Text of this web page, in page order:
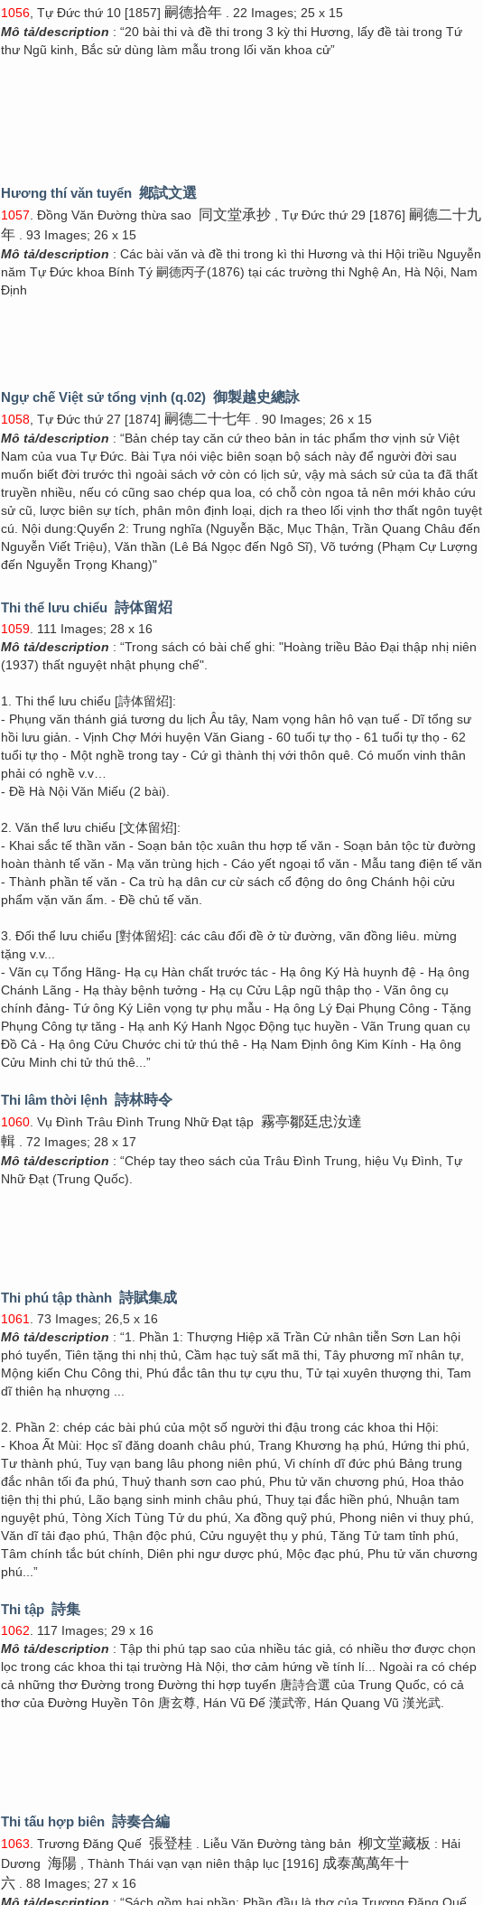
1056 , Tự Đức thứ 10 [1857] 嗣德拾年 . 22 Images; 25 x 15
Mô tả/description : “20 bài thi và đề thi trong 3 kỳ thi Hương, lấy đề tài trong Tứ
thư Ngũ kinh, Bắc sử dùng làm mẫu trong lối văn khoa cử”
Hương thí văn tuyển 鄕試文選
1057 . Đồng Văn Đường thừa sao 同文堂承抄 , Tự Đức thứ 29 [1876] 嗣德二十九
年 . 93 Images; 26 x 15
Mô tả/description : Các bài văn và đề thi trong kì thi Hương và thi Hội triều Nguyễn
năm Tự Đức khoa Bính Tý 嗣德丙子(1876) tại các trường thi Nghệ An, Hà Nội, Nam
Định
Ngự chế Việt sử tổng vịnh (q.02) 御製越史總詠
1058 , Tự Đức thứ 27 [1874] 嗣德二十七年 . 90 Images; 26 x 15
Mô tả/description : “Bản chép tay căn cứ theo bản in tác phẩm thơ vịnh sử Việt
Nam của vua Tự Đức. Bài Tựa nói việc biên soạn bộ sách này để người đời sau
muốn biết đời trước thì ngoài sách vở còn có lịch sử, vậy mà sách sử của ta đã thất
truyền nhiều, nếu có cũng sao chép qua loa, có chỗ còn ngoa tả nên mới khảo cứu
sử cũ, lược biên sự tích, phân môn định loại, dịch ra theo lối vịnh thơ thất ngôn tuyệt
cú. Nội dung:Quyển 2: Trung nghĩa (Nguyễn Bặc, Mục Thận, Trần Quang Châu đến
Nguyễn Viết Triệu), Văn thần (Lê Bá Ngọc đến Ngô Sĩ), Võ tướng (Phạm Cự Lượng
đến Nguyễn Trọng Khang)"
Thi thể lưu chiểu 詩体留炤
1059. 111 Images; 28 x 16
Mô tả/description : “Trong sách có bài chế ghi: "Hoàng triều Bảo Đại thập nhị niên
(1937) thất nguyệt nhật phụng chế".
1. Thi thể lưu chiểu [詩体留炤]:
- Phụng văn thánh giá tương du lịch Âu tây, Nam vọng hân hô vạn tuế - Dĩ tổng sư
hồi lưu giản. - Vịnh Chợ Mới huyện Văn Giang - 60 tuổi tự thọ - 61 tuổi tự thọ - 62
tuổi tự thọ - Một nghề trong tay - Cứ gì thành thị với thôn quê. Có muốn vinh thân
phải có nghề v.v…
- Đề Hà Nội Văn Miếu (2 bài).
2. Văn thể lưu chiểu [文体留炤]:
- Khai sắc tế thần văn - Soạn bản tộc xuân thu hợp tế văn - Soạn bản tộc từ đường
hoàn thành tế văn - Mạ văn trùng hịch - Cáo yết ngoại tổ văn - Mẫu tang điện tế văn
- Thành phần tế văn - Ca trù hạ dân cư cừ sách cổ động do ông Chánh hội cửu
phẩm vặn văn ẩm. - Đề chủ tế văn.
3. Đối thể lưu chiểu [對体留炤]: các câu đối đề ở từ đường, vãn đồng liêu. mừng
tặng v.v...
- Vãn cụ Tổng Hãng- Hạ cụ Hàn chất trước tác - Hạ ông Ký Hà huynh đệ - Hạ ông
Chánh Lãng - Hạ thày bệnh tưởng - Hạ cụ Cửu Lập ngũ thập thọ - Vãn ông cụ
chính đảng- Tứ ông Ký Liên vọng tự phụ mẫu - Hạ ông Lý Đại Phụng Công - Tặng
Phụng Công tự tăng - Hạ anh Ký Hanh Ngọc Động tục huyền - Vãn Trung quan cụ
Đồ Cả - Hạ ông Cửu Chước chi tử thú thê - Hạ Nam Định ông Kim Kính - Hạ ông
Cửu Minh chi tử thú thê...”
Thi lâm thời lệnh 詩林時令
1060. Vụ Đình Trâu Đình Trung Nhữ Đạt tập 霧亭鄒廷忠汝達
輯 . 72 Images; 28 x 17
Mô tả/description : “Chép tay theo sách của Trâu Đình Trung, hiệu Vụ Đình, Tự
Nhữ Đạt (Trung Quốc).
Thi phú tập thành 詩賦集成
1061
. 73 Images; 26,5 x 16
Mô tả/description : “1. Phần 1: Thượng Hiệp xã Trần Cử nhân tiễn Sơn Lan hội
phó tuyển, Tiên tặng thi nhị thủ, Cầm hạc tuỳ sất mã thi, Tây phương mĩ nhân tự,
Mộng kiến Chu Công thi, Phú đắc tân thu tự cựu thu, Tử tại xuyên thượng thi, Tam
dĩ thiên hạ nhượng ...
2. Phần 2: chép các bài phú của một số người thi đậu trong các khoa thi Hội:
- Khoa Ất Mùi: Học sĩ đăng doanh châu phú, Trang Khương hạ phú, Hứng thi phú,
Tư thành phú, Tuy vạn bang lâu phong niên phú, Vi chính dĩ đức phú Bảng trung
đắc nhân tối đa phú, Thuỷ thanh sơn cao phú, Phu tử văn chương phú, Hoa thảo
tiện thị thi phú, Lão bạng sinh minh châu phú, Thuỵ tại đắc hiền phú, Nhuận tam
nguyệt phú, Tòng Xích Tùng Tử du phú, Xa đồng quỹ phú, Phong niên vi thuỵ phú,
Văn dĩ tải đạo phú, Thận độc phú, Cửu nguyệt thụ y phú, Tăng Tử tam tỉnh phú,
Tâm chính tắc bút chính, Diên phi ngư dược phú, Mộc đạc phú, Phu tử văn chương
phú...”
Thi tập 詩集
1062 . 117 Images; 29 x 16
Mô tả/description : Tập thi phú tạp sao của nhiều tác giả, có nhiều thơ được chọn
lọc trong các khoa thi tại trường Hà Nội, thơ cảm hứng về tính lí... Ngoài ra có chép
cả những thơ Đường trong Đường thi hợp tuyển 唐詩合選 của Trung Quốc, có cả
thơ của Đường Huyền Tôn 唐玄尊, Hán Vũ Đế 漢武帝, Hán Quang Vũ 漢光武.
Thi tấu hợp biên 詩奏合編
1063 . Trương Đăng Quế 張登桂 . Liễu Văn Đường tàng bản 柳文堂藏板 : Hải
Dương 海陽 , Thành Thái vạn vạn niên thập lục [1916] 成泰萬萬年十
六 . 88 Images; 27 x 16